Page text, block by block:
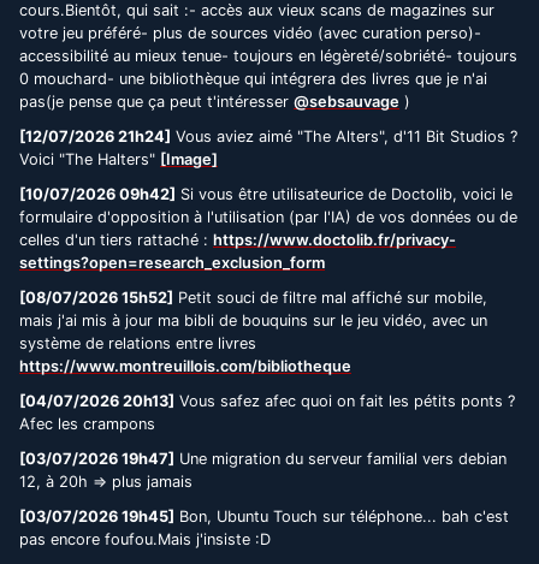
cours.Bientôt, qui sait :- accès aux vieux scans de magazines sur
votre jeu préféré- plus de sources vidéo (avec curation perso)-
accessibilité au mieux tenue- toujours en légèreté/sobriété- toujours
0 mouchard- une bibliothèque qui intégrera des livres que je n'ai
pas(je pense que ça peut t'intéresser @sebsauvage )
[12/07/2026 21h24] Vous aviez aimé "The Alters", d'11 Bit Studios ?
Voici "The Halters" [Image]
[10/07/2026 09h42] Si vous être utilisateurice de Doctolib, voici le
formulaire d'opposition à l'utilisation (par l'IA) de vos données ou de
celles d'un tiers rattaché : https://www.doctolib.fr/privacy-
settings?open=research_exclusion_form
[08/07/2026 15h52] Petit souci de filtre mal affiché sur mobile,
mais j'ai mis à jour ma bibli de bouquins sur le jeu vidéo, avec un
système de relations entre livres
https://www.montreuillois.com/bibliotheque
[04/07/2026 20h13] Vous safez afec quoi on fait les pétits ponts ?
Afec les crampons
[03/07/2026 19h47] Une migration du serveur familial vers debian
12, à 20h => plus jamais
[03/07/2026 19h45] Bon, Ubuntu Touch sur téléphone... bah c'est
pas encore foufou.Mais j'insiste :D